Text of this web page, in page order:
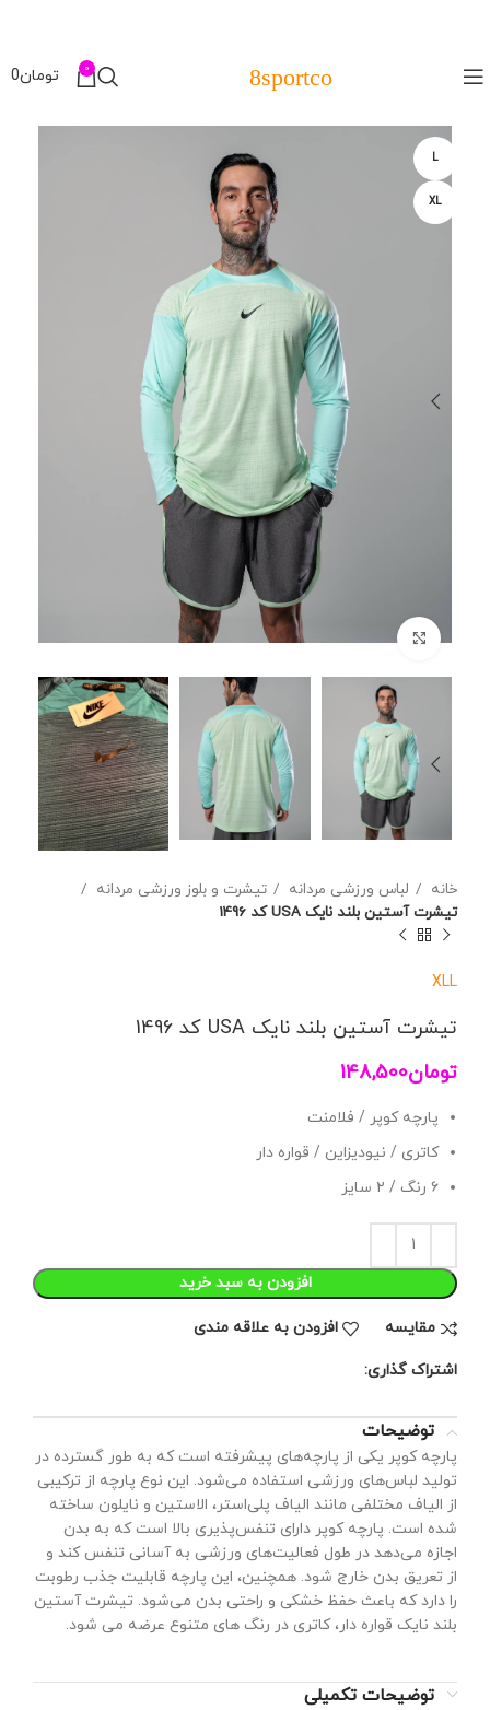
8sportco
0 تومان0
L
XL
برای بزرگنمایی کلیک کنید
خانه لباس ورزشی مردانه
تیشرت و بلوز ورزشی مردانه
تیشرت آستین بلند نایک USA کد 1496
L
XL
تیشرت آستین بلند نایک USA کد 1496
تومان148,500
پارچه کوپر / فلامنت
کاتری / نیودیزاین / قواره دار
۶ رنگ / ۲ سایز
افزودن به سبد خرید
مقايسه افزودن به علاقه مندی
اشتراک گذاری:
توضیحات
پارچه کوپر یکی از پارچه‌های پیشرفته است که به طور گسترده در
تولید لباس‌های ورزشی استفاده می‌شود. این نوع پارچه از ترکیبی
از الیاف مختلفی مانند الیاف پلی‌استر، الاستین و نایلون ساخته
شده است. پارچه کوپر دارای تنفس‌پذیری بالا است که به بدن
اجازه می‌دهد در طول فعالیت‌های ورزشی به آسانی تنفس کند و
از تعریق بدن خارج شود. همچنین، این پارچه قابلیت جذب رطوبت
را دارد که باعث حفظ خشکی و راحتی بدن می‌شود. تیشرت آستین
بلند نایک قواره دار، کاتری در رنگ های متنوع عرضه می شود.
توضیحات تکمیلی